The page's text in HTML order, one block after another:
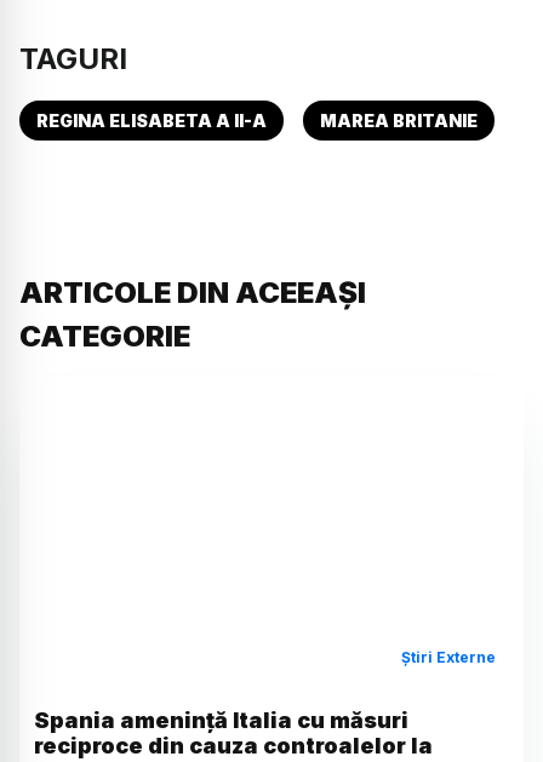
TAGURI
REGINA ELISABETA A II-A MAREA BRITANIE
ARTICOLE DIN ACEEAȘI
CATEGORIE
Știri Externe
Spania amenință Italia cu măsuri
reciproce din cauza controalelor la